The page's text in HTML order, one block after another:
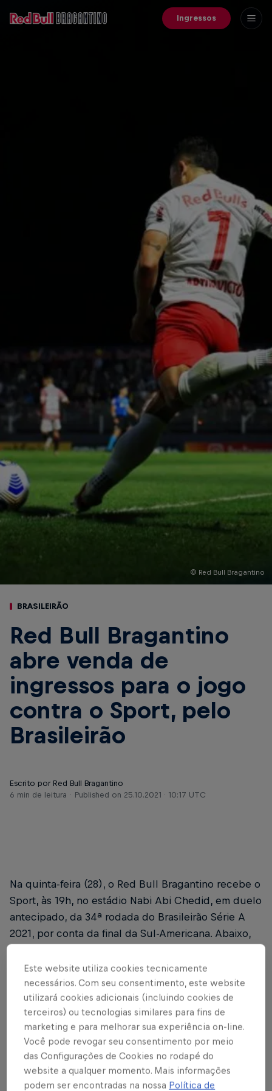
Ingressos
© Red Bull Bragantino
BRASILEIRÃO
Red Bull Bragantino
abre venda de
ingressos para o jogo
contra o Sport, pelo
Brasileirão
Escrito por Red Bull Bragantino
6 min de leitura
Published on 25.10.2021 · 10:17 UTC
Na quinta-feira (28), o Red Bull Bragantino recebe o
Sport, às 19h, no estádio Nabi Abi Chedid, em duelo
antecipado, da 34ª rodada do Brasileirão Série A
2021, por conta da final da Sul-Americana. Abaixo,
ingressos para o jogo.
Atenção: todas as condições abaixo seguem as
regras e protocolos estabelecidos pela Federação
Paulista de Futebol e Confederação Brasileira de
Futebol e demais órgãos responsáveis.
Este website utiliza cookies tecnicamente
necessários. Com seu consentimento, este website
utilizará cookies adicionais (incluindo cookies de
terceiros) ou tecnologias similares para fins de
marketing e para melhorar sua experiência on-line.
Você pode revogar seu consentimento por meio
das Configurações de Cookies no rodapé do
website a qualquer momento. Mais informações
podem ser encontradas na nossa Política de